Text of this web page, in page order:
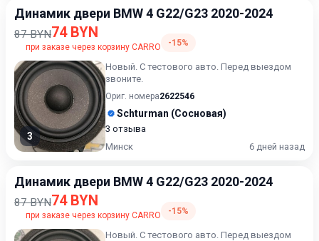
Динамик двери BMW 4 G22/G23 2020-2024
87 BYN74 BYN
при заказе через корзину CARRO -15%
3
Новый. С тестового авто. Перед выездом
звоните.
Ориг. номера2622546
Schturman (Сосновая)
3 отзыва
Минск
6 дней назад
Динамик двери BMW 4 G22/G23 2020-2024
87 BYN74 BYN
при заказе через корзину CARRO -15%
Новый. С тестового авто. Перед выездом